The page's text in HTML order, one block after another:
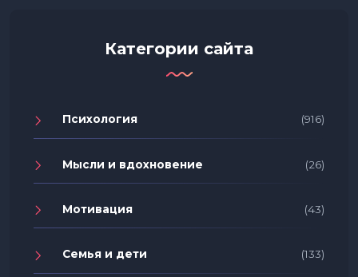
Категории сайта
Психология (916)
Мысли и вдохновение (26)
Мотивация (43)
Семья и дети (133)